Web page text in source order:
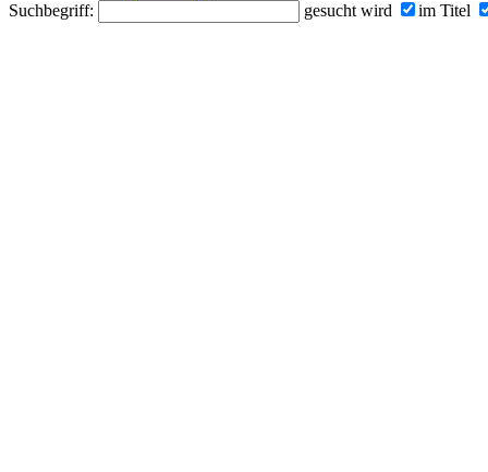
Suchbegriff: gesucht wird im Titel